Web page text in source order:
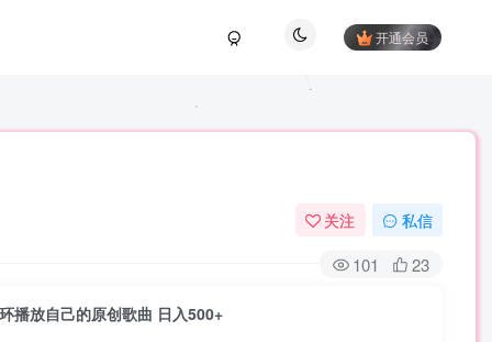
开通会员
关注 私信
101 23
播放自己的原创歌曲 日入500+